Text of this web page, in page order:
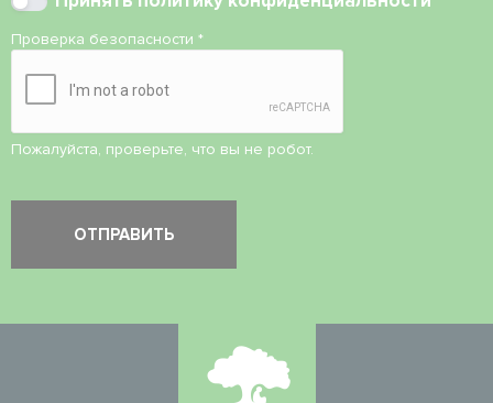
Проверка безопасности *
Пожалуйста, проверьте, что вы не робот.